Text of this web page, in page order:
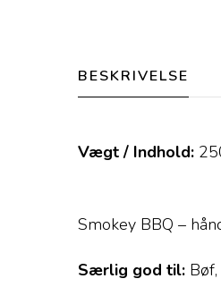
BESKRIVELSE
Vægt / Indhold:
Smokey BBQ –
Særlig god til: